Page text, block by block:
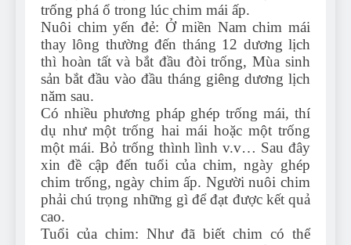
trống phá ổ trong lúc chim mái ấp.
Nuôi chim yến đẻ: Ở miền Nam chim mái
thay lông thường đến tháng 12 dương lịch
thì hoàn tất và bắt đầu đòi trống, Mùa sinh
sản bắt đầu vào đầu tháng giêng dương lịch
năm sau.
Có nhiều phương pháp ghép trống mái, thí
dụ như một trống hai mái hoặc một trống
một mái. Bỏ trống thình lình v.v… Sau đây
xin đề cập đến tuổi của chim, ngày ghép
chim trống, ngày chim ấp. Người nuôi chim
phải chú trọng những gì để đạt được kết quả
cao.
Tuổi của chim: Như đã biết chim có thể